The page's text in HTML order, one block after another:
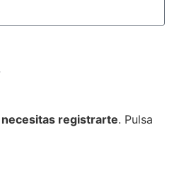
registrarte. Pulsa